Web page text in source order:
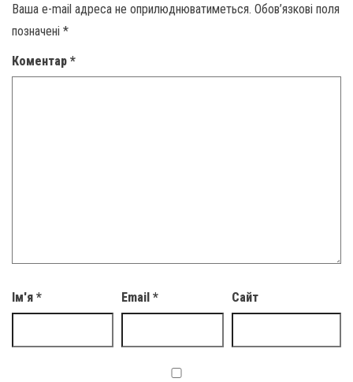
Ваша e-mail адреса не оприлюднюватиметься. Обов’язкові поля
позначені *
Коментар *
Ім'я * Email* Сайт